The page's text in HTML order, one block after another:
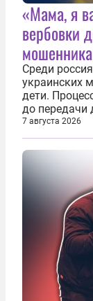
«Мама, я
вербовки
Среди
украинских
дети.
до передачи
кураторов
нескольких
послушных
7 августа 2026